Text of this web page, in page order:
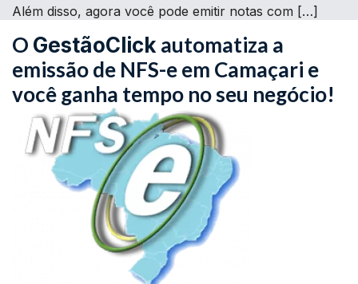
Além disso, agora você pode emitir notas com […]
O GestãoClick automatiza a
emissão de NFS-e em Camaçari e
você ganha tempo no seu negócio!